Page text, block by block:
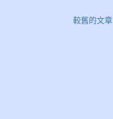
較舊的文章